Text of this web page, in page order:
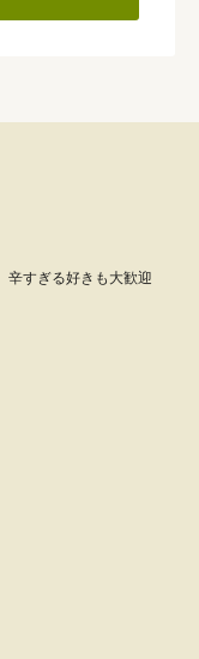
辛すぎる好きも大歓迎